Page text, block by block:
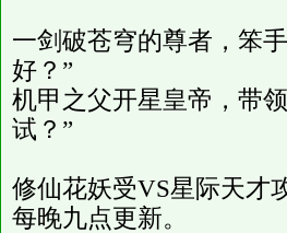
一剑破苍穹的尊者，笨
好？”
机甲之父开星皇帝，带
试？”
修仙花妖受VS星际天才
每晚九点更新。